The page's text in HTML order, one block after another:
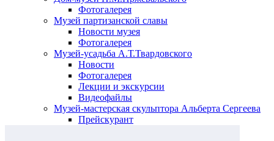
Фотогалерея
Музей партизанской славы
Новости музея
Фотогалерея
Музей-усадьба А.Т.Твардовского
Новости
Фотогалерея
Лекции и экскурсии
Видеофайлы
Музей-мастерская скульптора Альберта Сергеева
Прейскурант